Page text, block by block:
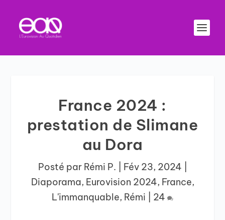
France 2024 :
prestation de Slimane
au Dora
Posté par Rémi P. Fév 23, 2024
Diaporama, Eurovision 2024, France,
L'immanquable, Rémi 24